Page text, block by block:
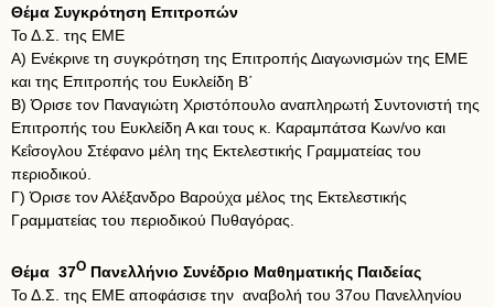
Θέμα Συγκρότηση Επιτροπών
Το Δ.Σ. της ΕΜΕ
Α) Ενέκρινε τη συγκρότηση της Επιτροπής Διαγωνισμών της ΕΜΕ
και της Επιτροπής του Ευκλείδη Β΄
Β) Όρισε τον Παναγιώτη Χριστόπουλο αναπληρωτή Συντονιστή της
Επιτροπής του Ευκλείδη Α και τους κ. Καραμπάτσα Κων/νο και
Κεΐσογλου Στέφανο μέλη της Εκτελεστικής Γραμματείας του
περιοδικού.
Γ) Όρισε τον Αλέξανδρο Βαρούχα μέλος της Εκτελεστικής
Γραμματείας του περιοδικού Πυθαγόρας.
Θέμα 37Ο Πανελλήνιο Συνέδριο Μαθηματικής Παιδείας
Το Δ.Σ. της ΕΜΕ αποφάσισε την αναβολή του 37ου Πανελληνίου